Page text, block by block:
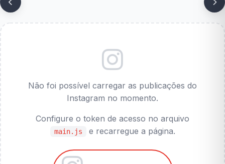
Não foi possível carregar as publicações do
Instagram no momento.
Configure o token de acesso no arquivo
main.js e recarregue a página.